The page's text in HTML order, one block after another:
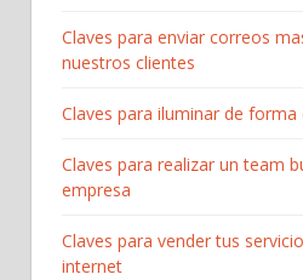
Claves para enviar correos
nuestros clientes
Claves para iluminar de
Claves para realizar un team
empresa
Claves para vender tus
internet